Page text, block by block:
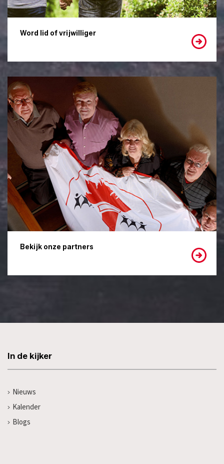
Word lid of vrijwilliger
Bekijk onze partners
In de kijker
Nieuws
Kalender
Blogs